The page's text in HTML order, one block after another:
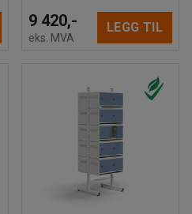
9 420,-
eks. MVA
LEGG TIL